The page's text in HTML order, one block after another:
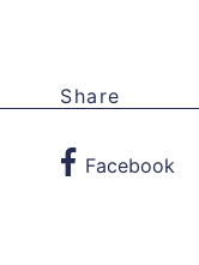
Share
Facebook